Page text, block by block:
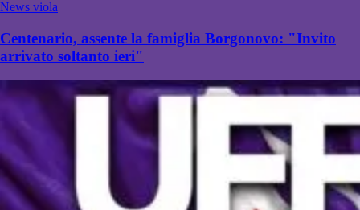
News viola
Centenario, assente la famiglia Borgonovo: "Invito
arrivato soltanto ieri"